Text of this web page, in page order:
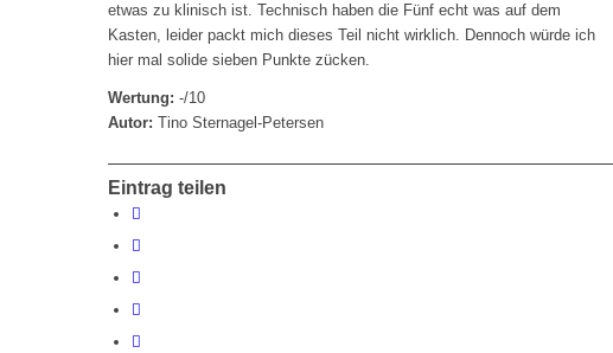
etwas zu klinisch ist. Technisch haben die Fünf echt was auf dem
Kasten, leider packt mich dieses Teil nicht wirklich. Dennoch würde ich
hier mal solide sieben Punkte zücken.
Wertung: -/10
Autor: Tino Sternagel-Petersen
Eintrag teilen